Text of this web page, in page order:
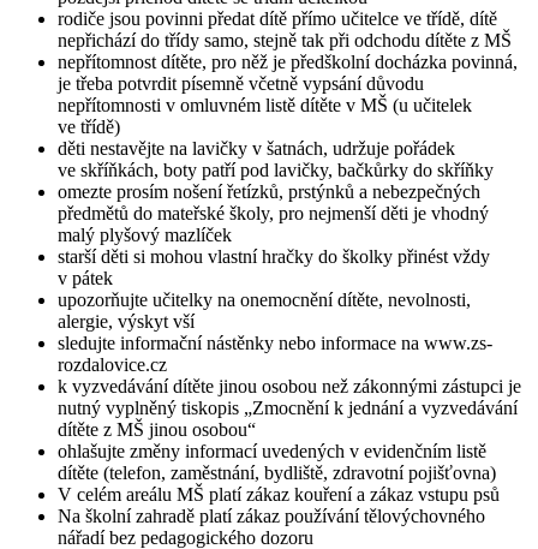
rodiče jsou povinni předat dítě přímo učitelce ve třídě, dítě
nepřichází do třídy samo, stejně tak při odchodu dítěte z MŠ
nepřítomnost dítěte, pro něž je předškolní docházka povinná,
je třeba potvrdit písemně včetně vypsání důvodu
nepřítomnosti v omluvném listě dítěte v MŠ (u učitelek
ve třídě)
děti nestavějte na lavičky v šatnách, udržuje pořádek
ve skříňkách, boty patří pod lavičky, bačkůrky do skříňky
omezte prosím nošení řetízků, prstýnků a nebezpečných
předmětů do mateřské školy, pro nejmenší děti je vhodný
malý plyšový mazlíček
starší děti si mohou vlastní hračky do školky přinést vždy
v pátek
upozorňujte učitelky na onemocnění dítěte, nevolnosti,
alergie, výskyt vší
sledujte informační nástěnky nebo informace na www.zs-
rozdalovice.cz
k vyzvedávání dítěte jinou osobou než zákonnými zástupci je
nutný vyplněný tiskopis „Zmocnění k jednání a vyzvedávání
dítěte z MŠ jinou osobou“
ohlašujte změny informací uvedených v evidenčním listě
dítěte (telefon, zaměstnání, bydliště, zdravotní pojišťovna)
V celém areálu MŠ platí zákaz kouření a zákaz vstupu psů
Na školní zahradě platí zákaz používání tělovýchovného
nářadí bez pedagogického dozoru